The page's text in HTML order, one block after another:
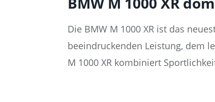
Die BMW M 1000 XR ist das
beeindruckenden Leistung, dem
M 1000 XR kombiniert